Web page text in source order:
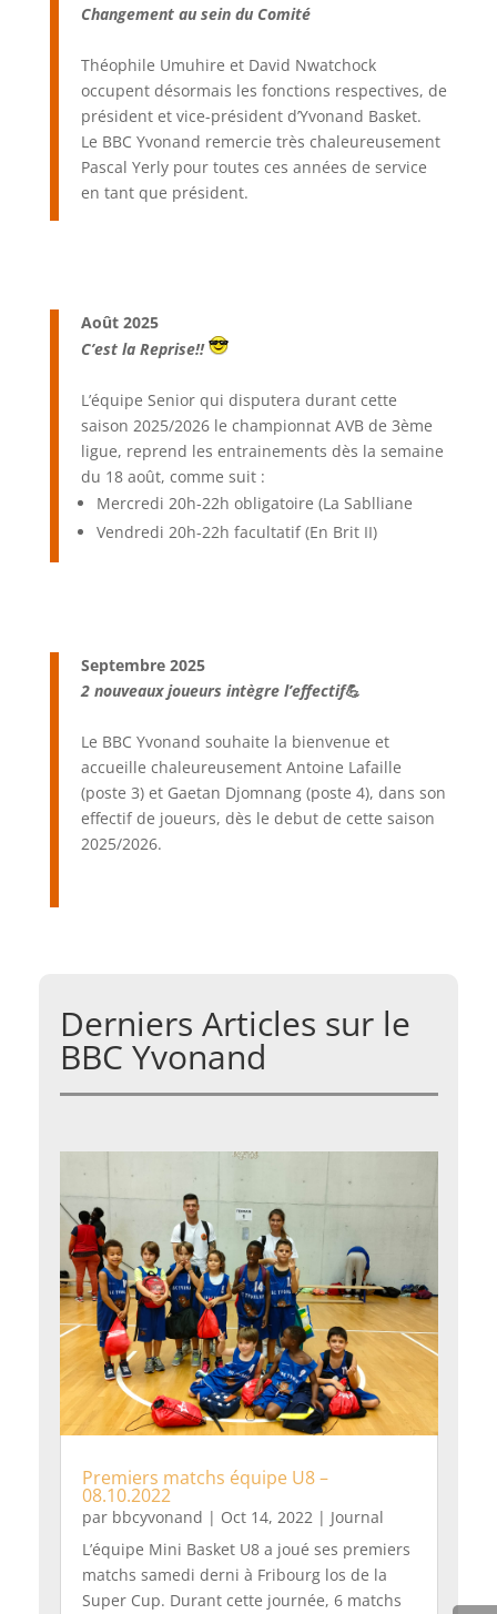
Changement au sein du Comité
Théophile Umuhire et David Nwatchock
occupent désormais les fonctions respectives, de
président et vice-président d’Yvonand Basket.
Le BBC Yvonand remercie très chaleureusement
Pascal Yerly pour toutes ces années de service
en tant que président.
Août 2025
C’est la Reprise!!
L’équipe Senior qui disputera durant cette
saison 2025/2026 le championnat AVB de 3ème
ligue, reprend les entrainements dès la semaine
du 18 août, comme suit :
Mercredi 20h-22h obligatoire (La Sablliane
Vendredi 20h-22h facultatif (En Brit II)
Septembre 2025
2 nouveaux joueurs intègre l’effectif💪
Le BBC Yvonand souhaite la bienvenue et
accueille chaleureusement Antoine Lafaille
(poste 3) et Gaetan Djomnang (poste 4), dans son
effectif de joueurs, dès le debut de cette saison
2025/2026.
Derniers Articles sur le
BBC Yvonand
Premiers matchs équipe U8 –
08.10.2022
par bbcyvonand | Oct 14, 2022 | Journal
L’équipe Mini Basket U8 a joué ses premiers
matchs samedi derni à Fribourg los de la
Super Cup. Durant cette journée, 6 matchs